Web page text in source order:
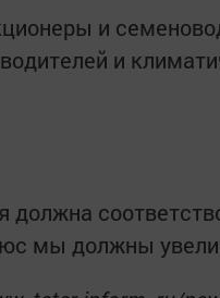
и
и
должна
мы должны